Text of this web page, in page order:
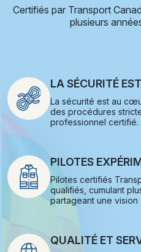
Certifiés par Transport
plusieurs
LA SÉCURITÉ
La sécurité est au
des procédures
professionnel certifié.
PILOTES
Pilotes certifiés
qualifiés, cumulant
partageant une
QUALITÉ ET